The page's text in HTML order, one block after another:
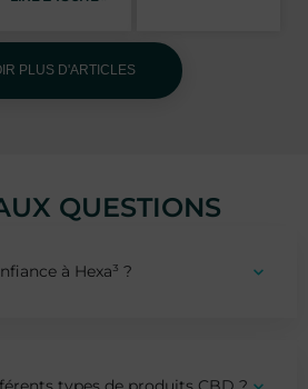
PLUS D'ARTICLES
QUESTIONS
à Hexa³ ?